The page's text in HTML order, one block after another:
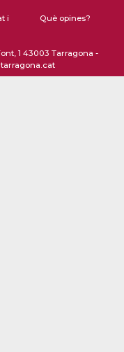
i
Què opines?
1 43003 Tarragona -